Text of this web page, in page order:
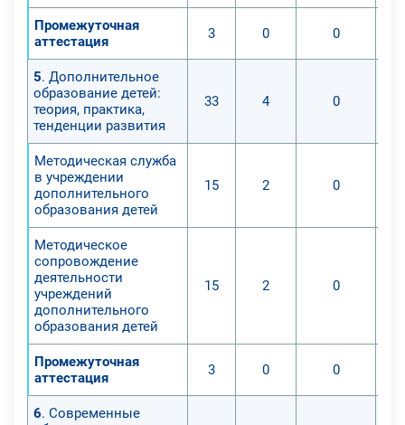
Промежуточная
аттестация
3 0 0
5. Дополнительное
образование детей:
теория, практика,
тенденции развития
33 4 0
Методическая служба
в учреждении
дополнительного
образования детей
15 2 0
Методическое
сопровождение
деятельности
учреждений
дополнительного
образования детей
15 2 0
Промежуточная
аттестация
3 0 0
6. Современные